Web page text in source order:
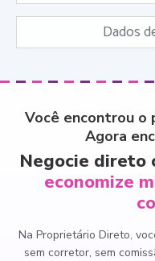
Dados
Você encontrou o
Agora
Negocie direto
economize
Na Proprietário Direto,
sem corretor, sem